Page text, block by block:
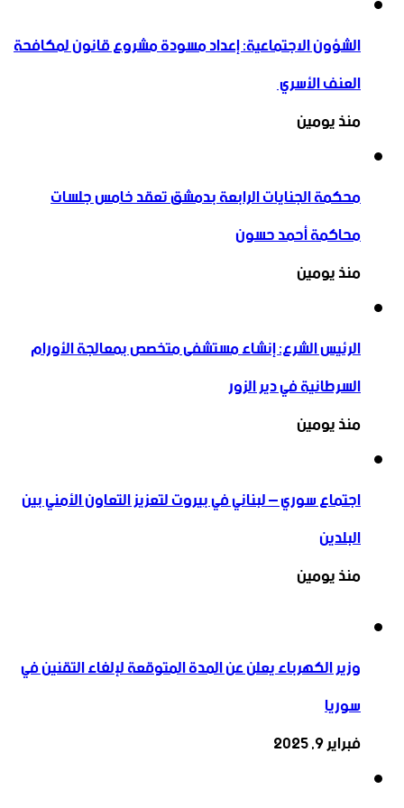
الشؤون الاجتماعية: إعداد مسودة مشروع قانون لمكافحة
العنف الأسري ‏
منذ يومين
محكمة الجنايات الرابعة بدمشق تعقد خامس جلسات
محاكمة أحمد حسون
منذ يومين
الرئيس الشرع: إنشاء ‌‏مستشفى متخصص بمعالجة الأورام
السرطانية في دير الزور
منذ يومين
اجتماع سوري – لبناني في بيروت لتعزيز التعاون ‏الأمني ‏بين
البلدين
منذ يومين
وزير الكهرباء يعلن عن المدة المتوقعة لإلغاء التقنين في
سوريا
فبراير 9, 2025